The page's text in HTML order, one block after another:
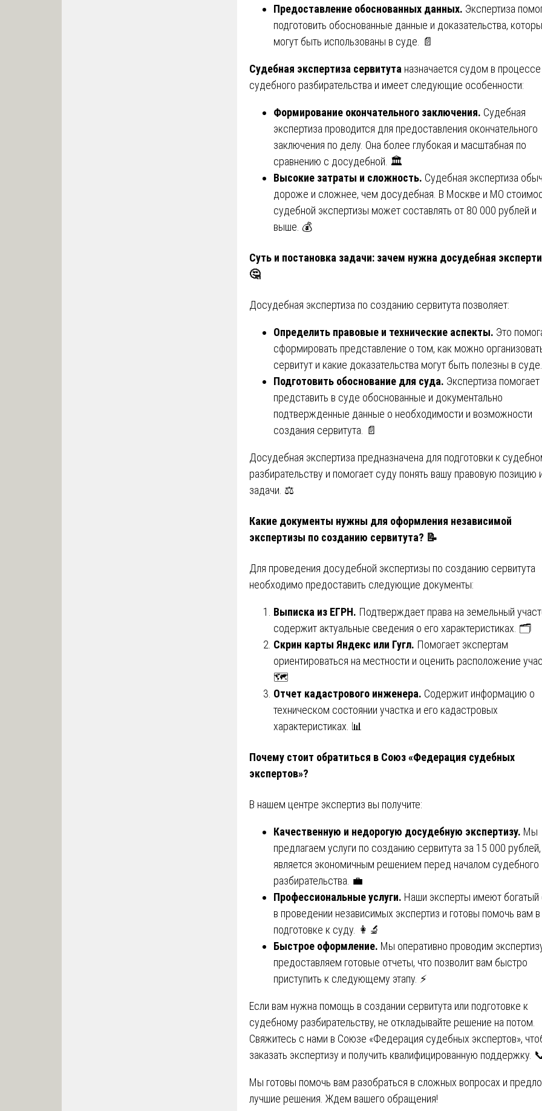
Предоставление обоснованных данных. Экспертиза
подготовить обоснованные данные и доказательства,
могут быть использованы в суде. 📄
Судебная экспертиза сервитута назначается судом в процессе
судебного разбирательства и имеет следующие особенности:
Формирование окончательного заключения. Судебная
экспертиза проводится для предоставления окончательного
заключения по делу. Она более глубокая и масштабная по
сравнению с досудебной. 🏛️
Высокие затраты и сложность. Судебная экспертиза
дороже и сложнее, чем досудебная. В Москве и МО
судебной экспертизы может составлять от 80 000 рублей и
выше. 💰
Суть и постановка задачи: зачем нужна досудебная
🤔
Досудебная экспертиза по созданию сервитута позволяет:
Определить правовые и технические аспекты. Это
сформировать представление о том, как можно
сервитут и какие доказательства могут быть полезны в
Подготовить обоснование для суда. Экспертиза помогает
представить в суде обоснованные и документально
подтвержденные данные о необходимости и возможности
создания сервитута. 📄
Досудебная экспертиза предназначена для подготовки к
разбирательству и помогает суду понять вашу правовую позицию
задачи. ⚖️
Какие документы нужны для оформления независимой
экспертизы по созданию сервитута? 📝
Для проведения досудебной экспертизы по созданию сервитута
необходимо предоставить следующие документы:
Выписка из ЕГРН. Подтверждает права на земельный
содержит актуальные сведения о его характеристиках. 🗂️
Скрин карты Яндекс или Гугл. Помогает экспертам
ориентироваться на местности и оценить расположение
🗺️
Отчет кадастрового инженера. Содержит информацию о
техническом состоянии участка и его кадастровых
характеристиках. 📊
Почему стоит обратиться в Союз «Федерация судебных
экспертов»?
В нашем центре экспертиз вы получите:
Качественную и недорогую досудебную экспертизу. Мы
предлагаем услуги по созданию сервитута за 15 000 рублей,
является экономичным решением перед началом судебного
разбирательства. 💼
Профессиональные услуги. Наши эксперты имеют богатый
в проведении независимых экспертиз и готовы помочь вам в
подготовке к суду. 👩‍🔬
Быстрое оформление. Мы оперативно проводим
предоставляем готовые отчеты, что позволит вам быстро
приступить к следующему этапу. ⚡
Если вам нужна помощь в создании сервитута или подготовке к
судебному разбирательству, не откладывайте решение на потом.
Свяжитесь с нами в Союзе «Федерация судебных экспертов»,
заказать экспертизу и получить квалифицированную поддержку.
Мы готовы помочь вам разобраться в сложных вопросах и
лучшие решения. Ждем вашего обращения!